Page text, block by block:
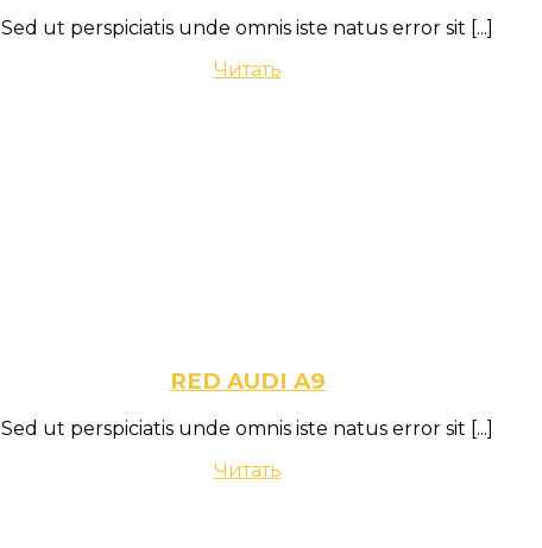
Sed ut perspiciatis unde omnis iste natus error sit [...]
Читать
RED AUDI A9
Sed ut perspiciatis unde omnis iste natus error sit [...]
Читать